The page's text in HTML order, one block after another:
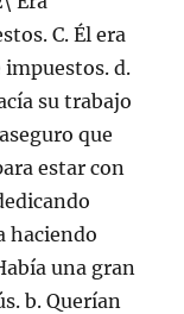
C. Él era
impuestos. d.
su trabajo
que
estar con
haciendo
una gran
b. Querían